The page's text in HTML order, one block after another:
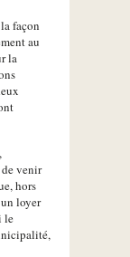
façon
au
la
venir
hors
loyer
le